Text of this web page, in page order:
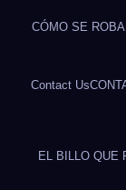
CÓMO SE
Contact Us
EL BILLO QUE